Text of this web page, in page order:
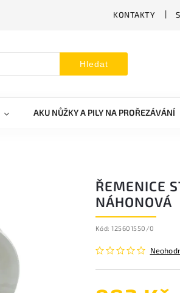
KONTAKTY
Hledat
AKU NŮŽKY A PILY NA PROŘEZÁVÁNÍ
ŘEMENICE
NÁHONOVÁ
Kód: 125601550/0